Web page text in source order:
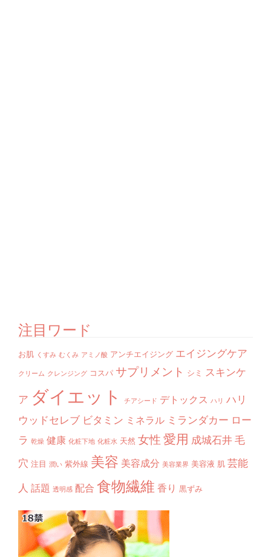
注目ワード
お肌 くすみ むくみ アミノ酸 アンチエイジング エイジングケア
クリーム クレンジング コスパ サプリメント シミ スキンケ
ア ダイエット チアシード デトックス ハリ ハリ
ウッドセレブ ビタミン ミネラル ミランダカー ロー
ラ 乾燥 健康 化粧下地 化粧水 天然 女性愛用 成城石井毛
穴 注目 潤い 紫外線 美容 美容成分 美容業界 美容液 肌 芸能
人 話題 透明感 配合 食物繊維 香り 黒ずみ